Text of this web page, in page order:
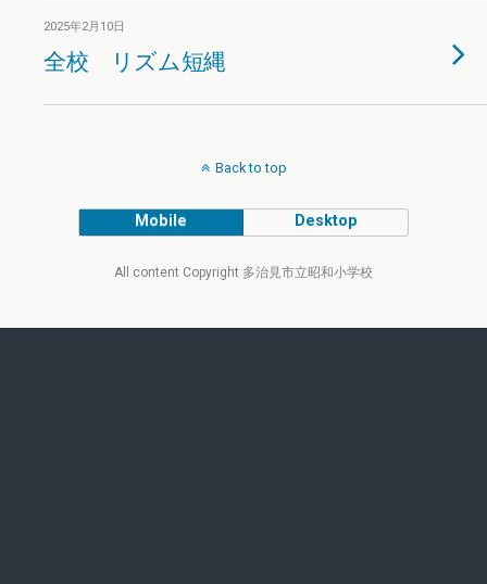
2025年2月10日
全校 リズム短縄
Back to top
Mobile Desktop
All content Copyright 多治見市立昭和小学校